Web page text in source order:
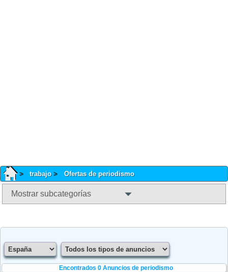
trabajo Ofertas de periodismo
Mostrar subcategorías
Encontrados 0Anuncios de periodismo